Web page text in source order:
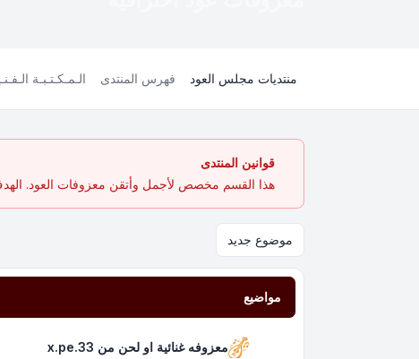
منتديات مجلس العود فهرس المنتدى الـمـكـتـبـة
قوانين المنتدى
هذا القسم مخصص لأجمل وأتقن معزوفات العود.
موضوع جديد
مواضيع
معزوفه غنائية او لحن من x.pe.33